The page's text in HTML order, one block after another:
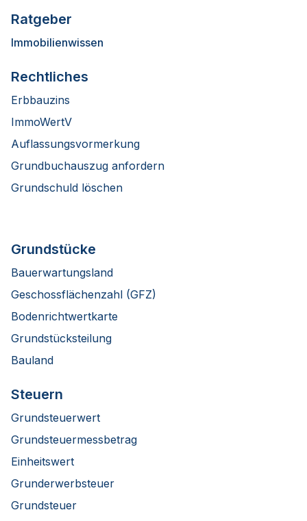
Ratgeber
Immobilienwissen
Rechtliches
Erbbauzins
ImmoWertV
Auflassungsvormerkung
Grundbuchauszug anfordern
Grundschuld löschen
Grundstücke
Bauerwartungsland
Geschossflächenzahl (GFZ)
Bodenrichtwertkarte
Grundstücksteilung
Bauland
Steuern
Grundsteuerwert
Grundsteuermessbetrag
Einheitswert
Grunderwerbsteuer
Grundsteuer